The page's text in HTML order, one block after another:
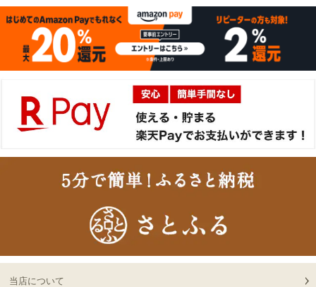
15
08-08
13:41:00
兵庫県
神戸牛 食べ比べお重 二
02:17:00
等級神戸牛 焼肉・BBQ
セット (500g・1kg・
1.5kg)
17
23:49:00
東京都
神戸牛 食べ比べお重 二
段
2026-
08-07
18:25:00
新潟県
ト １万５千円
2026-
08-07
14:30:00
大阪府
A5等級 神戸牛 フィレ ブ
ロック 500g
2026-
[家庭用] A5等級神戸牛
当店について